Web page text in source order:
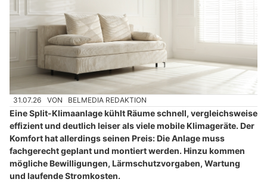
31.07.26 VON BELMEDIA REDAKTION
Eine Split-Klimaanlage kühlt Räume schnell, vergleichsweise
effizient und deutlich leiser als viele mobile Klimageräte. Der
Komfort hat allerdings seinen Preis: Die Anlage muss
fachgerecht geplant und montiert werden. Hinzu kommen
mögliche Bewilligungen, Lärmschutzvorgaben, Wartung
und laufende Stromkosten.